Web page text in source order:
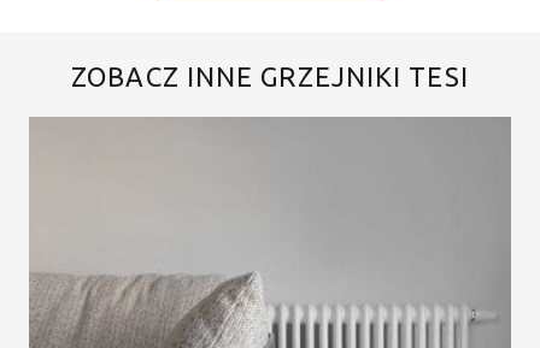
ZOBACZ INNE GRZEJNIKI TESI